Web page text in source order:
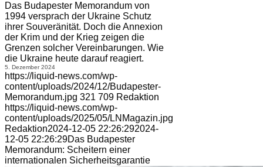
Das Budapester Memorandum von
1994 versprach der Ukraine Schutz
ihrer Souveränität. Doch die Annexion
der Krim und der Krieg zeigen die
Grenzen solcher Vereinbarungen. Wie
die Ukraine heute darauf reagiert.
5. Dezember 2024
https://liquid-news.com/wp-
content/uploads/2024/12/Budapester-
Memorandum.jpg 321 709 Redaktion
https://liquid-news.com/wp-
content/uploads/2025/05/LNMagazin.jpg
Redaktion2024-12-05 22:26:292024-
12-05 22:26:29Das Budapester
Memorandum: Scheitern einer
internationalen Sicherheitsgarantie